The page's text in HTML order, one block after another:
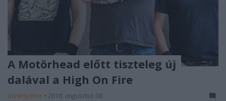
A Motörhead előtt tiszteleg új
dalával a High On Fire
dankógábor • 2018. augusztus 08.